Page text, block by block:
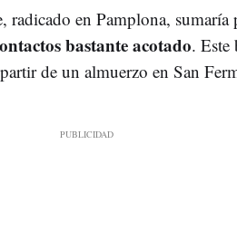
radicado en Pamplona,
bastante acotado. Este
de un almuerzo en San